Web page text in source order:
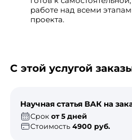
работе над всеми
проекта.
С этой услугой
Научная статья ВАК на
Срок от 5 дней
Стоимость 4900 руб.